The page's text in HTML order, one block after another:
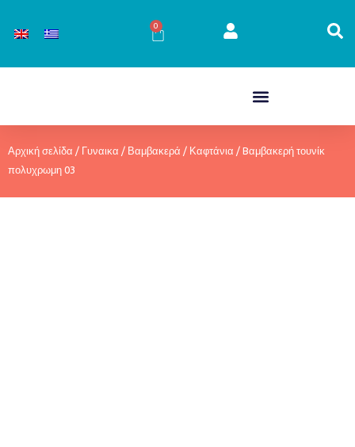
στο
0
Cart
Αρχική σελίδα / Γυναικα / Βαμβακερά / Καφτάνια / Bαμβακερή τουνίκ
πολυχρωμη 03